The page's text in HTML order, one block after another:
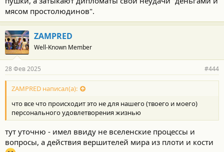
мясом простолюдинов".
ZAMPRED
Well-Known Member
28 Фев 2025 #444
ZAMPRED написал(а):
что все что происходит это не для нашего (твоего и моего)
персонального удовлетворения жизнью
тут уточню - имел ввиду не вселенские процессы и
вопросы, а действия вершителей мира из плоти и кости